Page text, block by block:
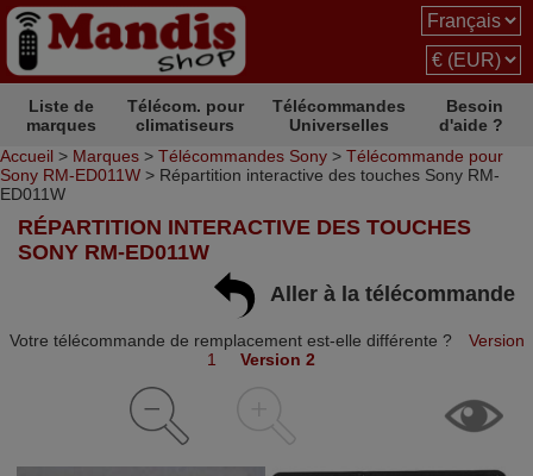
Liste de
marques
Télécom. pour
climatiseurs
Télécommandes
Universelles
Besoin
d'aide ?
Accueil > Marques > Télécommandes Sony > Télécommande pour
Sony RM-ED011W > Répartition interactive des touches Sony RM-
ED011W
RÉPARTITION INTERACTIVE DES TOUCHES
SONY RM-ED011W
Aller à la télécommande
Votre télécommande de remplacement est-elle différente ?
Version
1
Version 2